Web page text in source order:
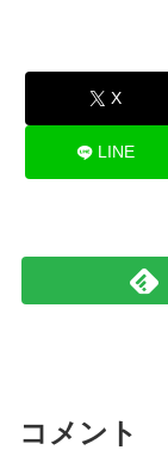
X
LINE
コメント